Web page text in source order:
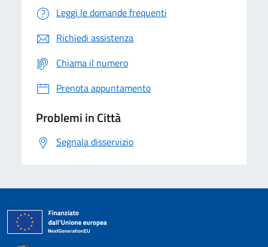
Leggi le domande frequenti
Richiedi assistenza
Chiama il numero
Prenota appuntamento
Problemi in Città
Segnala disservizio